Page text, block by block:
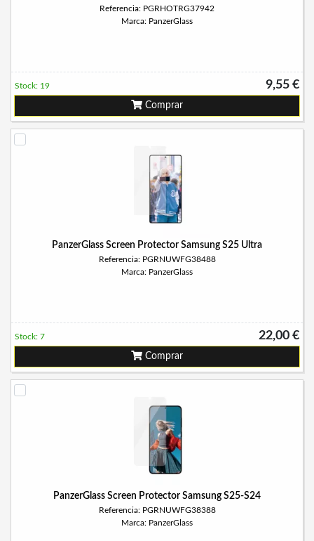
Referencia: PGRHOTRG37942
Marca: PanzerGlass
9,55 €
Stock: 19
Comprar
PanzerGlass Screen Protector Samsung S25 Ultra
Referencia: PGRNUWFG38488
Marca: PanzerGlass
22,00 €
Stock: 7
Comprar
PanzerGlass Screen Protector Samsung S25-S24
Referencia: PGRNUWFG38388
Marca: PanzerGlass